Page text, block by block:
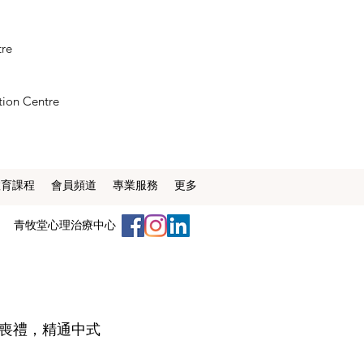
Centre
課程 會員頻道 專業服務 更多
​青牧堂心理治療中心
禮，精通中式